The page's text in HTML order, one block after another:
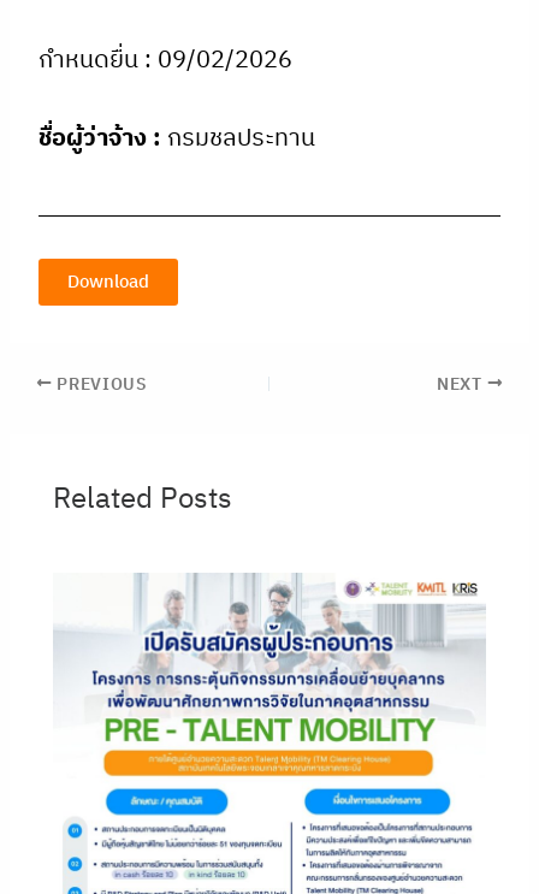
กำหนดยื่น : 09/02/2026
ชื่อผู้ว่าจ้าง : กรมชลประทาน
Download
PREVIOUS NEXT
Related Posts